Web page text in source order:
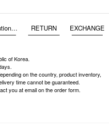
Precautions before exchange/return RETURN EXCHANGE
of Korea.
on the country, product inventory,
time cannot be guaranteed.
you at email on the order form.